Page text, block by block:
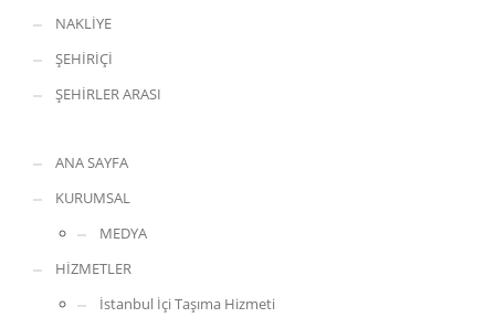
NAKLİYE
ŞEHİRİÇİ
ŞEHİRLER ARASI
ANA SAYFA
KURUMSAL
MEDYA
HİZMETLER
İstanbul İçi Taşıma Hizmeti